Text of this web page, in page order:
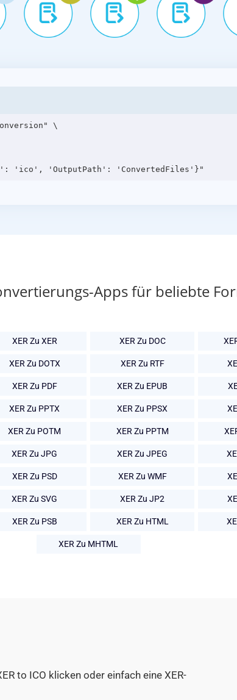
\
Apps für beliebte
XER Zu XER XER Zu DOC
XER Zu DOTX XER Zu RTF
XER Zu PDF XER Zu EPUB
XER Zu PPTX XER Zu PPSX
XER Zu POTM XER Zu PPTM
XER Zu JPG XER Zu JPEG
XER Zu PSD XER Zu WMF
XER Zu SVG XER Zu JP2
XER Zu PSB XER Zu HTML
XER Zu MHTML
to ICO klicken oder einfach eine XER-